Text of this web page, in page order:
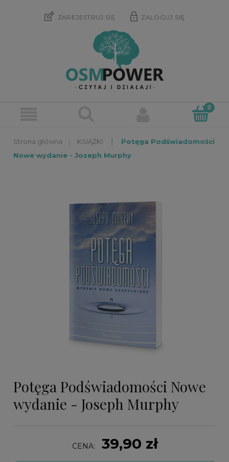
ZAREJESTRUJ SIĘ ZALOGUJ SIĘ
KSIĄŻKI
Potęga Podświadomości
Nowe wydanie - Joseph Murphy
Potęga Podświadomości Nowe
wydanie - Joseph Murphy
CENA: 39,90 zł